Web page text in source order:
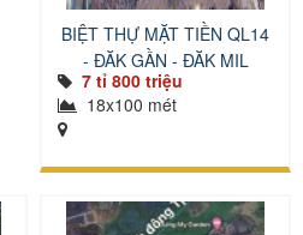
BIỆT THỰ MẶT TIỀN QL14
- ĐĂK GẦN - ĐĂK MIL
7 tỉ 800 triệu
18x100 mét